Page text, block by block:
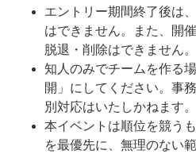
エントリー期間終了後は
はできません。また、開
脱退・削除はできません。
知人のみでチームを作る
開」にしてください。事
別対応はいたしかねます。
本イベントは順位を競う
を最優先に、無理のない